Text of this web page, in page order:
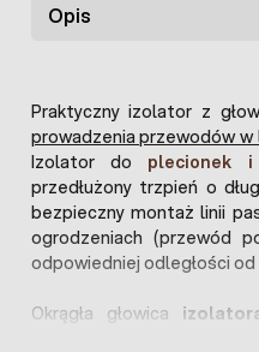
Opis
Praktyczny izolator z
prowadzenia przewodów
Izolator do plecionek
przedłużony trzpień o
bezpieczny montaż linii
ogrodzeniach (przewód
odpowiedniej odległości
Okrągła głowica